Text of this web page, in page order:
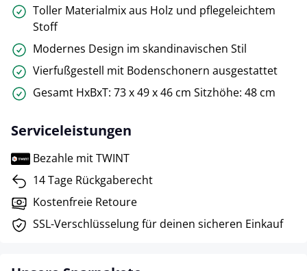
Toller Materialmix aus Holz und pflegeleichtem
Stoff
Modernes Design im skandinavischen Stil
Vierfußgestell mit Bodenschonern ausgestattet
Gesamt HxBxT: 73 x 49 x 46 cm Sitzhöhe: 48 cm
Serviceleistungen
Bezahle mit TWINT
14 Tage Rückgaberecht
Kostenfreie Retoure
SSL-Verschlüsselung für deinen sicheren Einkauf